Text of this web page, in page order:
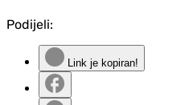
Podijeli:
Link je kopiran!